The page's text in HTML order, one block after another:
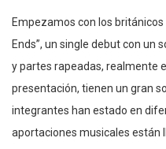
Empezamos con los
Ends”, un single debut con un
y partes rapeadas, realmente
presentación, tienen un gran
integrantes han estado en
aportaciones musicales están